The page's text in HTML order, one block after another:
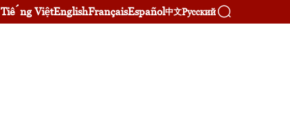
Tiếng ViệtEnglishFrançaisEspañol中文Русский